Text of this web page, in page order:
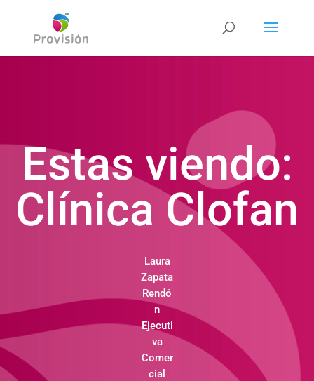
Estas viendo:
Clínica Clofan
Laura
Zapata
Rendó
n
Ejecuti
va
Comer
cial